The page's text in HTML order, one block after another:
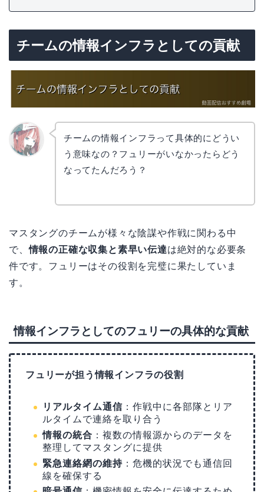
チームの情報インフラとしての貢献
チームの情報インフラって具体的にどうい
う意味なの？フュリーがいなかったらどう
なってたんだろう？
マスタングのチームが様々な陰謀や作戦に関わる中
で、情報の正確な収集と素早い伝達は絶対的な必要条
件です。フュリーはその役割を完璧に果たしていま
す。
情報インフラとしてのフュリーの具体的な貢献
フュリーが担う情報インフラの役割
リアルタイム通信 ：作戦中に各部隊とリア
ルタイムで連絡を取り合う
情報の統合 ：複数の情報源からのデータを
整理してマスタングに提供
緊急連絡網の維持 ：危機的状況でも通信回
線を確保する